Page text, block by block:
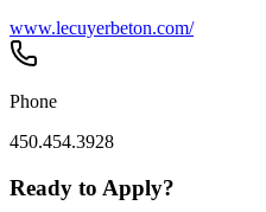
www.lecuyerbeton.com/
Phone
450.454.3928
Ready to Apply?